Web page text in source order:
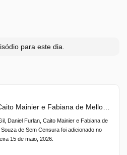
para este dia.
Daniel Furlan, Caito Mainier e Fabiana de
Souza de Sem Censura foi adicionado no
15 de maio, 2026.